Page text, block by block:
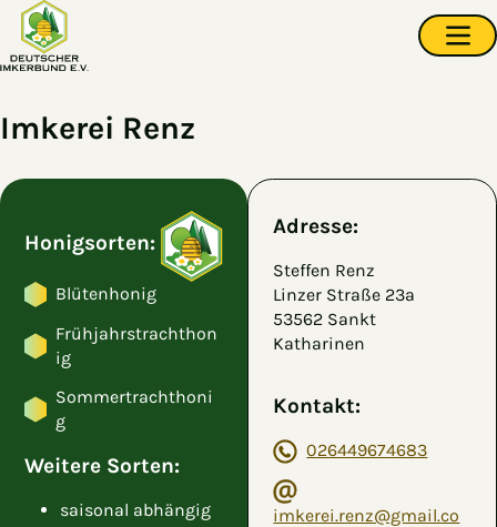
Zum Hauptinhalt springen
Imkerei Renz
Honigsorten:
Blütenhonig
Frühjahrstrachthon
ig
Sommertrachthoni
g
Weitere Sorten:
saisonal abhängig
Adresse:
Steffen Renz
Linzer Straße 23a
53562 Sankt
Katharinen
Kontakt:
026449674683
imkerei.renz@gmail.co